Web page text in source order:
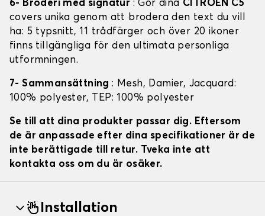
6- Broderi med signatur : Gör dina CITROEN C5
covers unika genom att brodera den text du vill
ha: 5 typsnitt, 11 trådfärger och över 20 ikoner
finns tillgängliga för den ultimata personliga
utformningen.
7- Sammansättning: Mesh, Damier, Jacquard:
100% polyester, TEP: 100% polyester
Se till att dina produkter passar dig. Eftersom
de är anpassade efter dina specifikationer är de
inte berättigade till retur. Tveka inte att
kontakta oss om du är osäker.
Installation